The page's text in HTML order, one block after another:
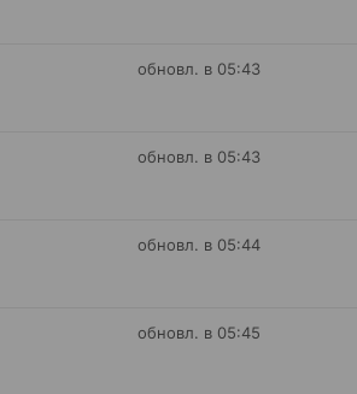
обновл. в 05:43
обновл. в 05:43
обновл. в 05:44
обновл. в 05:45